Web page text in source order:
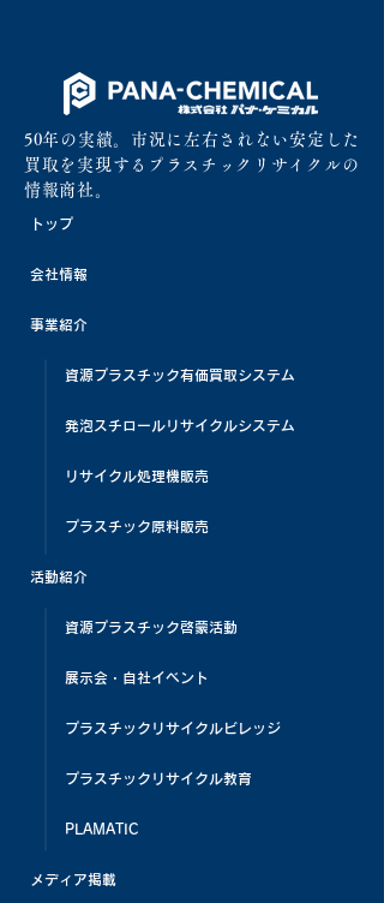
50年の実績。市況に左右されない安定した
買取を実現するプラスチックリサイクルの
情報商社。
トップ
会社情報
事業紹介
資源プラスチック有価買取システム
発泡スチロールリサイクルシステム
リサイクル処理機販売
プラスチック原料販売
活動紹介
資源プラスチック啓蒙活動
展示会・自社イベント
プラスチックリサイクルビレッジ
プラスチックリサイクル教育
PLAMATIC
メディア掲載